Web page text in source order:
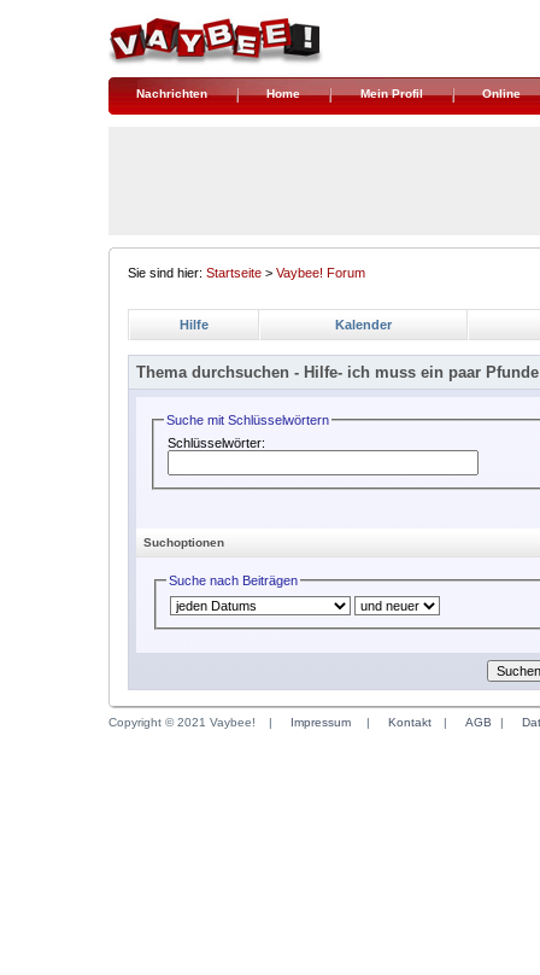
Nachrichten Home Mein Profil Online
Sie sind hier: Startseite > Vaybee! Forum
Hilfe Kalender
Thema durchsuchen - Hilfe- ich muss ein paar
Suche mit Schlüsselwörtern
Schlüsselwörter:
Suchoptionen
Suche nach Beiträgen
Copyright © 2021 Vaybee! | Impressum | Kontakt | AGB |